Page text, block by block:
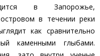
в Запорожье,
в течении реки
как сравнительно
каменными глыбами.